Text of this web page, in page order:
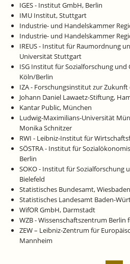
IGES - Institut GmbH, Berlin
IMU Institut, Stuttgart
Industrie- und Handelskammer
Industrie- und Handelskammer
IREUS - Institut für Raumordnung
Universität Stuttgart
ISG Institut für Sozialforschung und
Köln/Berlin
IZA - Forschungsinstitut zur
Johann Daniel Lawaetz-Stiftung,
Kantar Public, München
Ludwig-Maximilians-Universität
Monika Schnitzer
RWI - Leibniz-Institut für
SÖSTRA - Institut für
Berlin
SOKO - Institut für Sozialforschung
Bielefeld
Statistisches Bundesamt, Wiesbaden
Statistisches Landesamt Baden-
WifOR GmbH, Darmstadt
WZB - Wissenschaftszentrum Berlin
ZEW – Leibniz-Zentrum für
Mannheim